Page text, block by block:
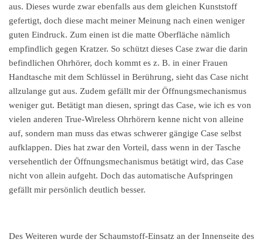
aus. Dieses wurde zwar ebenfalls aus dem gleichen Kunststoff
gefertigt, doch diese macht meiner Meinung nach einen weniger
guten Eindruck. Zum einen ist die matte Oberfläche nämlich
empfindlich gegen Kratzer. So schützt dieses Case zwar die darin
befindlichen Ohrhörer, doch kommt es z. B. in einer Frauen
Handtasche mit dem Schlüssel in Berührung, sieht das Case nicht
allzulange gut aus. Zudem gefällt mir der Öffnungsmechanismus
weniger gut. Betätigt man diesen, springt das Case, wie ich es von
vielen anderen True-Wireless Ohrhörern kenne nicht von alleine
auf, sondern man muss das etwas schwerer gängige Case selbst
aufklappen. Dies hat zwar den Vorteil, dass wenn in der Tasche
versehentlich der Öffnungsmechanismus betätigt wird, das Case
nicht von allein aufgeht. Doch das automatische Aufspringen
gefällt mir persönlich deutlich besser.
Des Weiteren wurde der Schaumstoff-Einsatz an der Innenseite des